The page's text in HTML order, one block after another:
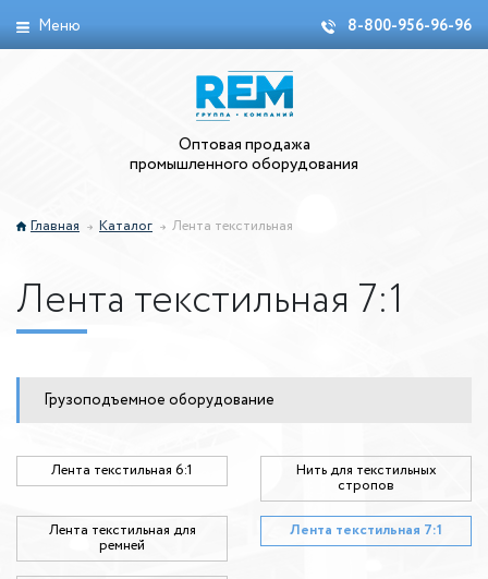
Меню 8-800-956-96-96
Оптовая продажа
промышленного оборудования
Главная Каталог Лента текстильная
Лента текстильная 7:1
Грузоподъемное оборудование
Лента текстильная 6:1 Нить для текстильных
стропов
Лента текстильная для
ремней
Лента текстильная 7:1